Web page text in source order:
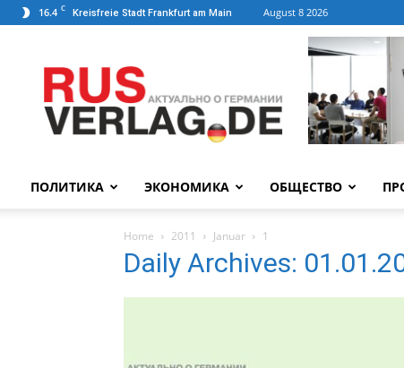
16.4 C Kreisfreie Stadt Frankfurt am Main August 8 2026
ПОЛИТИКА ЭКОНОМИКА ОБЩЕСТВО
Home 2011 Januar 1
Daily Archives: